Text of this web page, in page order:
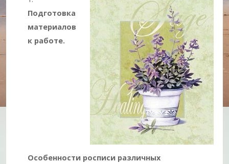
Подготовка
материалов
к работе.
Особенности росписи различных